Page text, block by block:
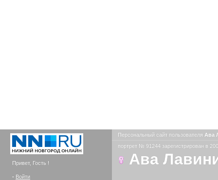
Привет, Гость !
- Войти
Персональный сайт пользователя Ава
портрет № 91244 зарегистрирован в
Ава